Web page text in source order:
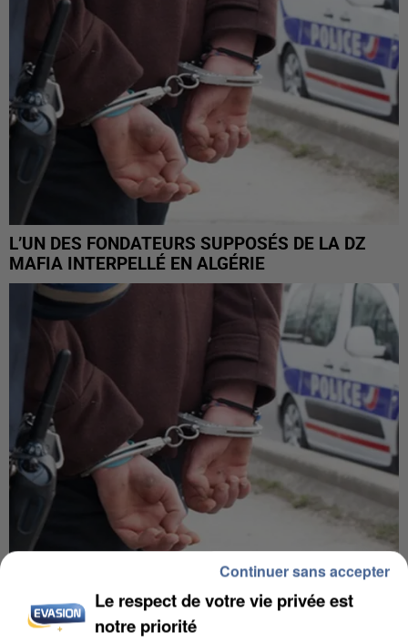
L’UN DES FONDATEURS SUPPOSÉS DE LA DZ
MAFIA INTERPELLÉ EN ALGÉRIE
UN SECOND CADRE DE LA DZ MAFIA
INTERPELLÉ EN ALGÉRIE
Le respect de votre vie privée est
notre priorité
Continuer sans accepter